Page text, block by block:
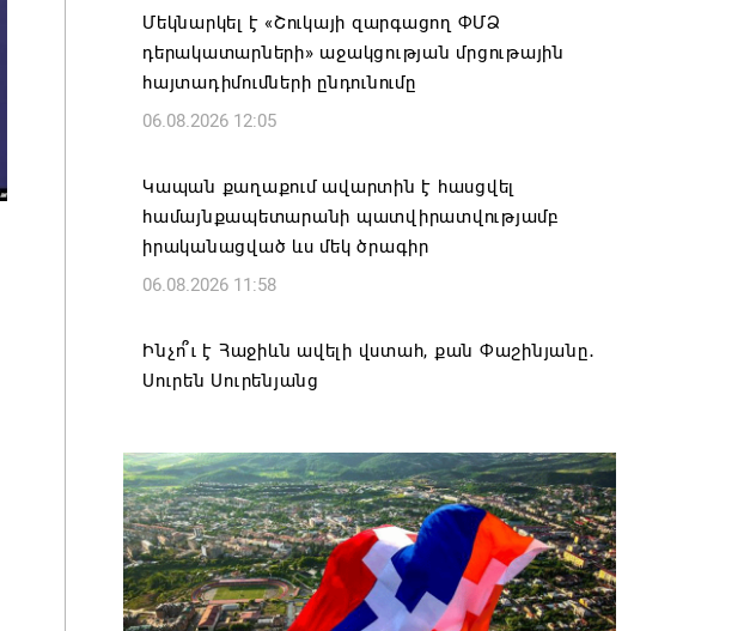
Մեկնարկել է «Շուկայի զարգացող ՓՄՁ
դերակատարների» աջակցության մրցութային
հայտադիմումների ընդունումը
06.08.2026 12:05
Կապան քաղաքում ավարտին է հասցվել
համայնքապետարանի պատվիրատվությամբ
իրականացված ևս մեկ ծրագիր
06.08.2026 11:58
Ինչո՞ւ է Հաջիևն ավելի վստահ, քան Փաշինյանը․
Սուրեն Սուրենյանց
«Հրապարակ». Մեղրին կարեւոր է` չի կարելի
«պռավալ տալ»
06.08.2026 10:57
Իրավունք չունեն իրենց վիրավորվածությունը